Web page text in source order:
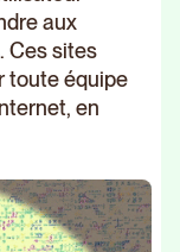
aux
Ces sites
toute équipe
en